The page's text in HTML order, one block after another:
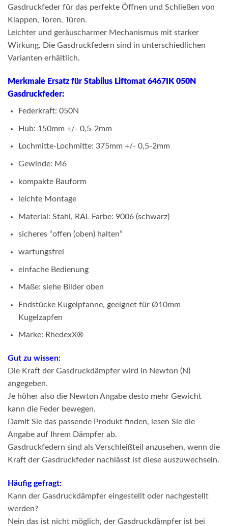
Gasdruckfeder für das perfekte Öffnen und Schließen von
Klappen, Toren, Türen.
Leichter und geräuscharmer Mechanismus mit starker
Wirkung. Die Gasdruckfedern sind in unterschiedlichen
Varianten erhältlich.
Merkmale Ersatz für Stabilus Liftomat 6467IK 050N
Gasdruckfeder:
Federkraft: 050N
Hub: 150mm +/- 0,5-2mm
Lochmitte-Lochmitte: 375mm +/- 0,5-2mm
Gewinde: M6
kompakte Bauform
leichte Montage
Material: Stahl, RAL Farbe: 9006 (schwarz)
sicheres “offen (oben) halten”
wartungsfrei
einfache Bedienung
Maße: siehe Bilder oben
Endstücke Kugelpfanne, geeignet für Ø10mm
Kugelzapfen
Marke: RhedexX®
Gut zu wissen:
Die Kraft der Gasdruckdämpfer wird in Newton (N)
angegeben.
Je höher also die Newton Angabe desto mehr Gewicht
kann die Feder bewegen.
Damit Sie das passende Produkt finden, lesen Sie die
Angabe auf Ihrem Dämpfer ab.
Gasdruckfedern sind als Verschleißteil anzusehen, wenn die
Kraft der Gasdruckfeder nachlässt ist diese auszuwechseln.
Häufig gefragt:
Kann der Gasdruckdämpfer eingestellt oder nachgestellt
werden?
Nein das ist nicht möglich, der Gasdruckdämpfer ist bei